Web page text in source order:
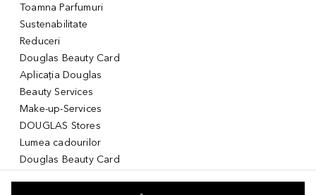
Toamna Parfumuri
Sustenabilitate
Reduceri
Douglas Beauty Card
Aplicația Douglas
Beauty Services
Make-up-Services
DOUGLAS Stores
Lumea cadourilor
Douglas Beauty Card